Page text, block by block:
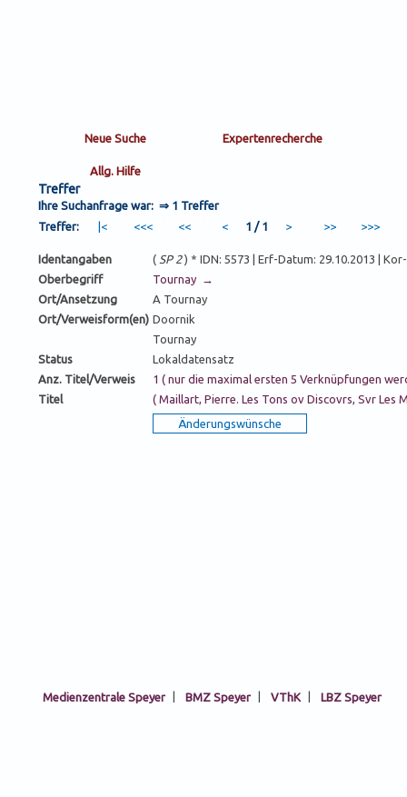
Treffer
Ihre Suchanfrage war: ⇒ 1 Treffer
Treffer:
1 / 1
Identangaben ( SP 2) * IDN: 5573 | Erf-Datum: 29.10.2013 |
Oberbegriff
Tournay →
Ort/Ansetzung
A Tournay
Ort/Verweisform(en) Doornik
Tournay
Status
Lokaldatensatz
Anz. Titel/Verweis
1 ( nur die maximal ersten 5 Verknüpfungen
Titel
( Maillart, Pierre. Les Tons ov Discovrs, Svr Les
Medienzentrale Speyer BMZ Speyer VThK LBZ Speyer